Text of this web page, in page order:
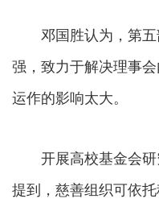
邓国胜认为，第五
强，致力于解决理事
运作的影响太大。
开展高校基金会研究
提到，慈善组织可依